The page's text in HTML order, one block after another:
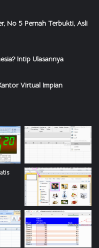
No 5 Pernah Terbukti, Asli
Intip Ulasannya
Virtual Impian